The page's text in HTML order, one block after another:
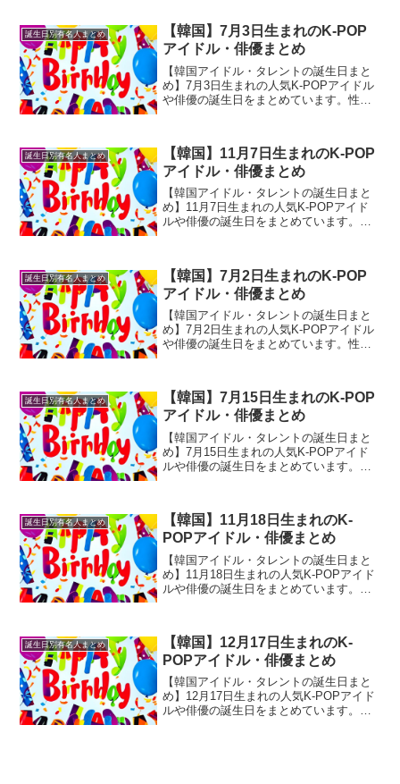
誕生日別有名人まとめ
【韓国】7月3日生まれのK-POP
アイドル・俳優まとめ
【韓国アイドル・タレントの誕生日まと
め】7月3日生まれの人気K-POPアイドル
や俳優の誕生日をまとめています。性格
誕生日別有名人まとめ
【韓国】11月7日生まれのK-POP
アイドル・俳優まとめ
【韓国アイドル・タレントの誕生日まと
め】11月7日生まれの人気K-POPアイド
ルや俳優の誕生日をまとめています。性
誕生日別有名人まとめ
【韓国】7月2日生まれのK-POP
アイドル・俳優まとめ
【韓国アイドル・タレントの誕生日まと
め】7月2日生まれの人気K-POPアイドル
や俳優の誕生日をまとめています。性格
誕生日別有名人まとめ
【韓国】7月15日生まれのK-POP
アイドル・俳優まとめ
【韓国アイドル・タレントの誕生日まと
め】7月15日生まれの人気K-POPアイド
ルや俳優の誕生日をまとめています。性
誕生日別有名人まとめ
【韓国】11月18日生まれのK-
POPアイドル・俳優まとめ
【韓国アイドル・タレントの誕生日まと
め】11月18日生まれの人気K-POPアイド
ルや俳優の誕生日をまとめています。性
誕生日別有名人まとめ
【韓国】12月17日生まれのK-
POPアイドル・俳優まとめ
【韓国アイドル・タレントの誕生日まと
め】12月17日生まれの人気K-POPアイド
ルや俳優の誕生日をまとめています。性